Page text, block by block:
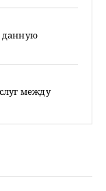
данную
между